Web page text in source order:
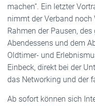
machen“. Ein letzter
nimmt der Verband
Rahmen der Pausen,
Abendessens und dem
Oldtimer- und
Einbeck, direkt bei der
das Networking und der
Ab sofort können sich